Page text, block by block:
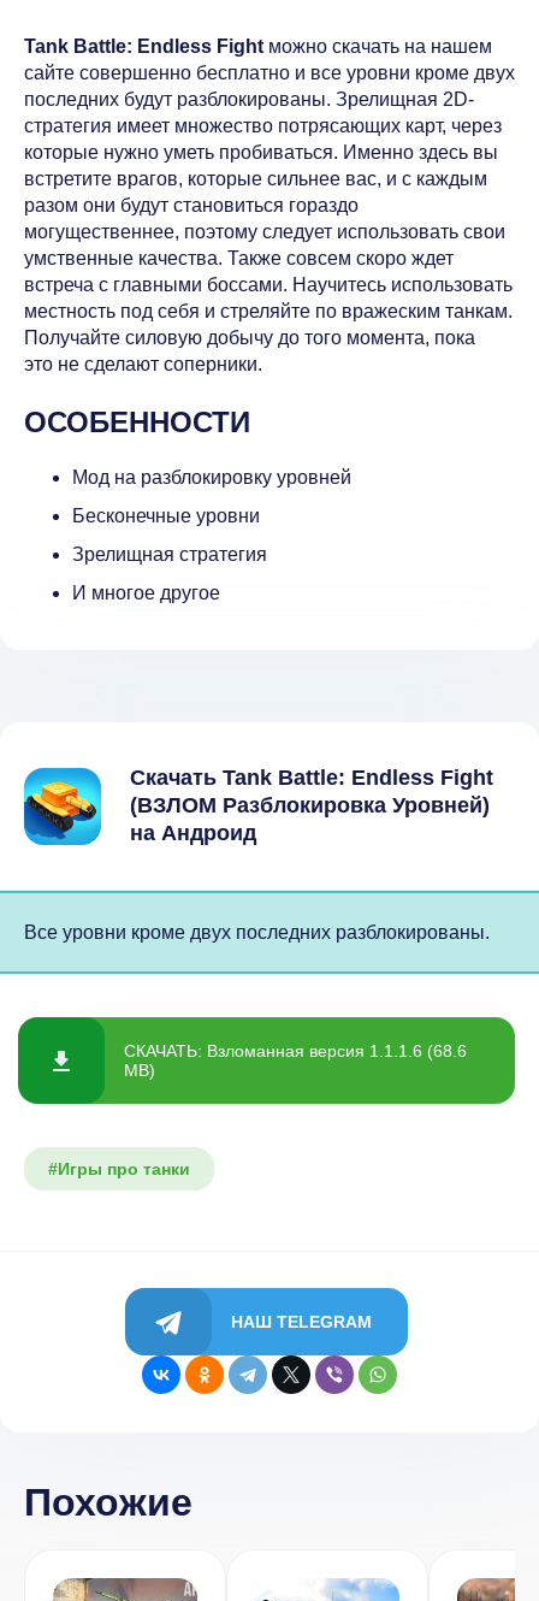
Tank Battle: Endless Fight можно скачать на нашем
сайте совершенно бесплатно и все уровни кроме двух
последних будут разблокированы. Зрелищная 2D-
стратегия имеет множество потрясающих карт, через
которые нужно уметь пробиваться. Именно здесь вы
встретите врагов, которые сильнее вас, и с каждым
разом они будут становиться гораздо
могущественнее, поэтому следует использовать свои
умственные качества. Также совсем скоро ждет
встреча с главными боссами. Научитесь использовать
местность под себя и стреляйте по вражеским танкам.
Получайте силовую добычу до того момента, пока
это не сделают соперники.
ОСОБЕННОСТИ
Мод на разблокировку уровней
Бесконечные уровни
Зрелищная стратегия
И многое другое
Скачать Tank Battle: Endless Fight
(ВЗЛОМ Разблокировка Уровней)
на Андроид
Все уровни кроме двух последних разблокированы.
СКАЧАТЬ: Взломанная версия 1.1.1.6 (68.6
MB)
#Игры про танки
НАШ TELEGRAM
Похожие